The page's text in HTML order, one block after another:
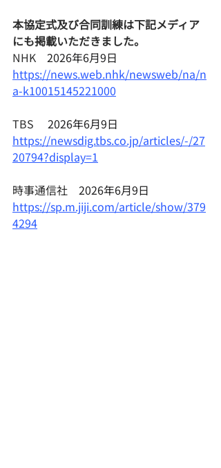
本協定式及び合同訓練は下記メディア
にも掲載いただきました。
NHK 2026年6月9日
https://news.web.nhk/newsweb/na/n
a-k10015145221000
TBS 2026年6月9日
https://newsdig.tbs.co.jp/articles/-/27
20794?display=1
時事通信社 2026年6月9日
https://sp.m.jiji.com/article/show/379
4294